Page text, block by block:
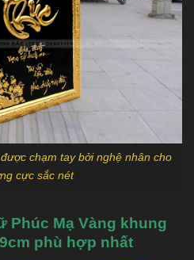
chạm tay bởi nghệ nhân cho
cực sắc nét
Phúc Mạ Vàng khung
phù hợp nhất